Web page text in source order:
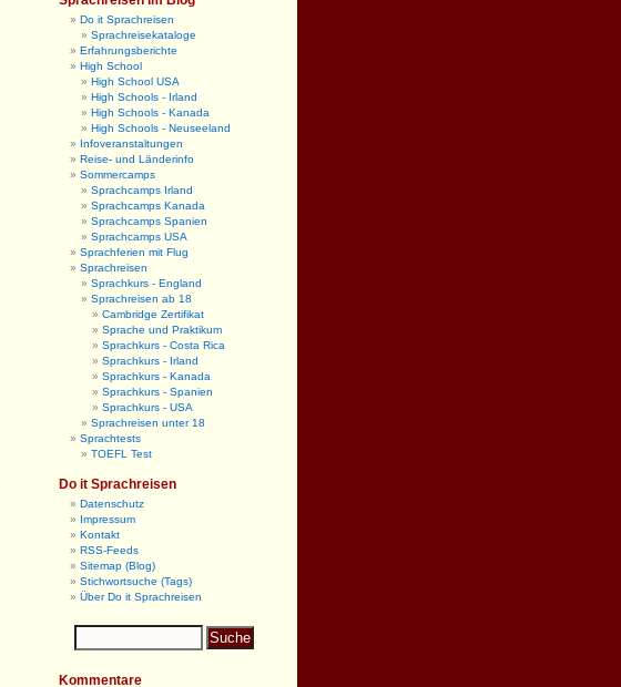
Do it Sprachreisen
Sprachreisekataloge
Erfahrungsberichte
High School
High School USA
High Schools - Irland
High Schools - Kanada
High Schools - Neuseeland
Infoveranstaltungen
Reise- und Länderinfo
Sommercamps
Sprachcamps Irland
Sprachcamps Kanada
Sprachcamps Spanien
Sprachcamps USA
Sprachferien mit Flug
Sprachreisen
Sprachkurs - England
Sprachreisen ab 18
Cambridge Zertifikat
Sprache und Praktikum
Sprachkurs - Costa Rica
Sprachkurs - Irland
Sprachkurs - Kanada
Sprachkurs - Spanien
Sprachkurs - USA
Sprachreisen unter 18
Sprachtests
TOEFL Test
Do it Sprachreisen
Datenschutz
Impressum
Kontakt
RSS-Feeds
Sitemap (Blog)
Stichwortsuche (Tags)
Über Do it Sprachreisen
Kommentare